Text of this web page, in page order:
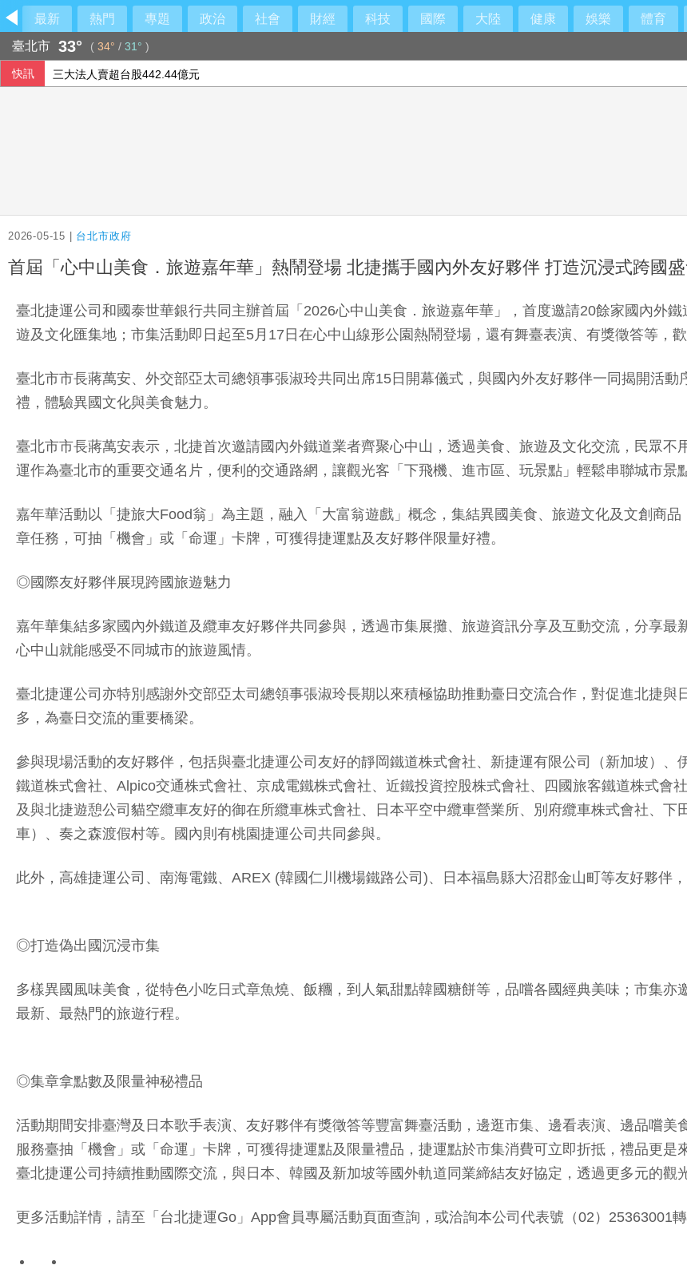
最新 熱門 專題 政治 社會 財經 科技 國際 大陸 健康 娛樂 體育
臺北市 33° ( 34° / 31° )
快訊 三大法人賣超台股442.44億元
2026-05-15 | 台北市政府
首屆「心中山美食．旅遊嘉年華」熱鬧登場 北捷攜手國內外友好夥伴 打造沉浸式跨國
臺北捷運公司和國泰世華銀行共同主辦首屆「2026心中山美食．旅遊嘉年華」，首度邀請20餘家國內外
遊及文化匯集地；市集活動即日起至5月17日在心中山線形公園熱鬧登場，還有舞臺表演、有獎徵答等，歡
臺北市市長蔣萬安、外交部亞太司總領事張淑玲共同出席15日開幕儀式，與國內外友好夥伴一同揭開活
禮，體驗異國文化與美食魅力。
臺北市市長蔣萬安表示，北捷首次邀請國內外鐵道業者齊聚心中山，透過美食、旅遊及文化交流，民眾
運作為臺北市的重要交通名片，便利的交通路網，讓觀光客「下飛機、進市區、玩景點」輕鬆串聯城市景
嘉年華活動以「捷旅大Food翁」為主題，融入「大富翁遊戲」概念，集結異國美食、旅遊文化及文創商
章任務，可抽「機會」或「命運」卡牌，可獲得捷運點及友好夥伴限量好禮。
◎國際友好夥伴展現跨國旅遊魅力
嘉年華集結多家國內外鐵道及纜車友好夥伴共同參與，透過市集展攤、旅遊資訊分享及互動交流，分享
心中山就能感受不同城市的旅遊風情。
臺北捷運公司亦特別感謝外交部亞太司總領事張淑玲長期以來積極協助推動臺日交流合作，對促進北捷
多，為臺日交流的重要橋梁。
參與現場活動的友好夥伴，包括與臺北捷運公司友好的靜岡鐵道株式會社、新捷運有限公司（新加坡）
鐵道株式會社、Alpico交通株式會社、京成電鐵株式會社、近鐵投資控股株式會社、四國旅客鐵道株式會
及與北捷遊憩公司貓空纜車友好的御在所纜車株式會社、日本平空中纜車營業所、別府纜車株式會社、
車）、奏之森渡假村等。國內則有桃園捷運公司共同參與。
此外，高雄捷運公司、南海電鐵、AREX (韓國仁川機場鐵路公司)、日本福島縣大沼郡金山町等友好夥伴
◎打造偽出國沉浸市集
多樣異國風味美食，從特色小吃日式章魚燒、飯糰，到人氣甜點韓國糖餅等，品嚐各國經典美味；市集
最新、最熱門的旅遊行程。
◎集章拿點數及限量神秘禮品
活動期間安排臺灣及日本歌手表演、友好夥伴有獎徵答等豐富舞臺活動，邊逛市集、邊看表演、邊品嚐
服務臺抽「機會」或「命運」卡牌，可獲得捷運點及限量禮品，捷運點於市集消費可立即折抵，禮品更是
臺北捷運公司持續推動國際交流，與日本、韓國及新加坡等國外軌道同業締結友好協定，透過更多元的觀
更多活動詳情，請至「台北捷運Go」App會員專屬活動頁面查詢，或洽詢本公司代表號（02）25363001